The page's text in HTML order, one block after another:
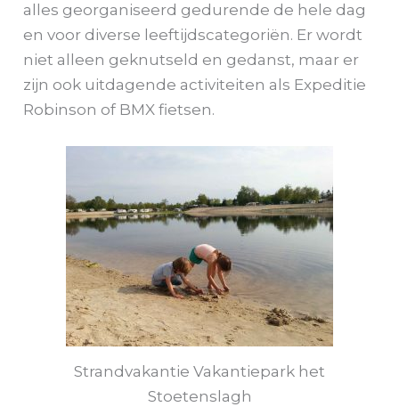
alles georganiseerd gedurende de hele dag
en voor diverse leeftijdscategoriën. Er wordt
niet alleen geknutseld en gedanst, maar er
zijn ook uitdagende activiteiten als Expeditie
Robinson of BMX fietsen.
Strandvakantie Vakantiepark het
Stoetenslagh